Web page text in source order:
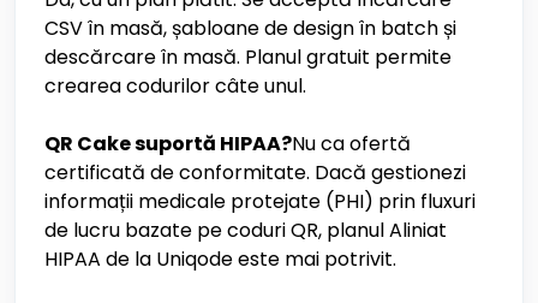
CSV în masă, șabloane de design în batch și
descărcare în masă. Planul gratuit permite
crearea codurilor câte unul.
QR Cake suportă HIPAA?Nu ca ofertă
certificată de conformitate. Dacă gestionezi
informații medicale protejate (PHI) prin fluxuri
de lucru bazate pe coduri QR, planul Aliniat
HIPAA de la Uniqode este mai potrivit.